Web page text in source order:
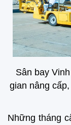
Sân bay
gian nâng
Những tháng